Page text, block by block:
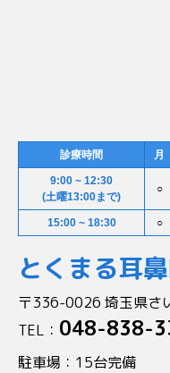
診療時間 月
9:00 ~ 12:30
(土曜13:00まで)
○
15:00 ~ 18:30 ○
とくまる耳
〒336-0026 埼玉県さ
TEL： 048-838-
駐車場：15台完備